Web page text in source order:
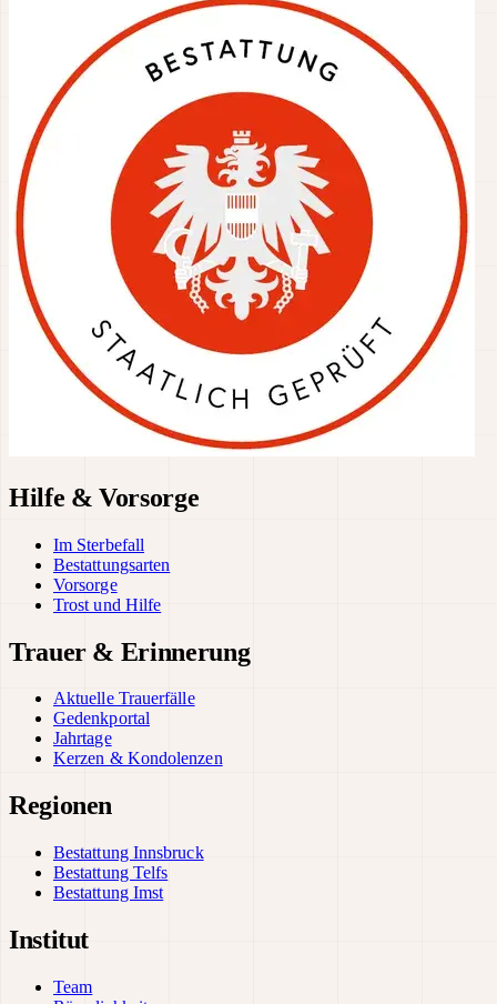
Hilfe & Vorsorge
Im Sterbefall
Bestattungsarten
Vorsorge
Trost und Hilfe
Trauer & Erinnerung
Aktuelle Trauerfälle
Gedenkportal
Jahrtage
Kerzen & Kondolenzen
Regionen
Bestattung Innsbruck
Bestattung Telfs
Bestattung Imst
Institut
Team